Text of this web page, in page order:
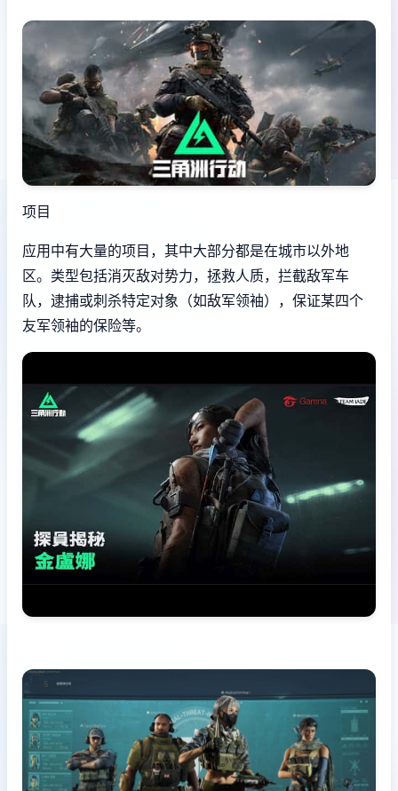
项目
应用中有大量的项目，其中大部分都是在城市以外地
区。类型包括消灭敌对势力，拯救人质，拦截敌军车
队，逮捕或刺杀特定对象（如敌军领袖），保证某四个
友军领袖的保险等。